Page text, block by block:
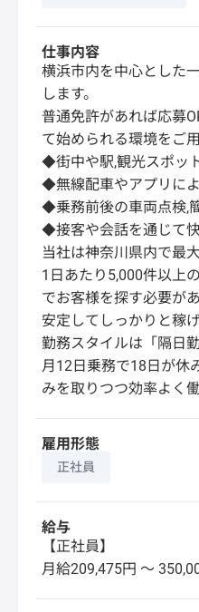
仕事内容
横浜市内を中心とした
します。
普通免許があれば応募
て始められる環境をご
◆街中や駅,観光スポッ
◆無線配車やアプリに
◆乗務前後の車両点検,
◆接客や会話を通じて
当社は神奈川県内で最
1日あたり5,000件以上
でお客様を探す必要が
安定してしっかりと稼げ
勤務スタイルは「隔日
月12日乗務で18日が休
みを取りつつ効率よく働
雇用形態
正社員
給与
【正社員】
月給209,475円 〜